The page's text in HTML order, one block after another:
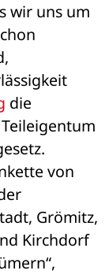
wir uns um
die
von
Grömitz,
Kirchdorf